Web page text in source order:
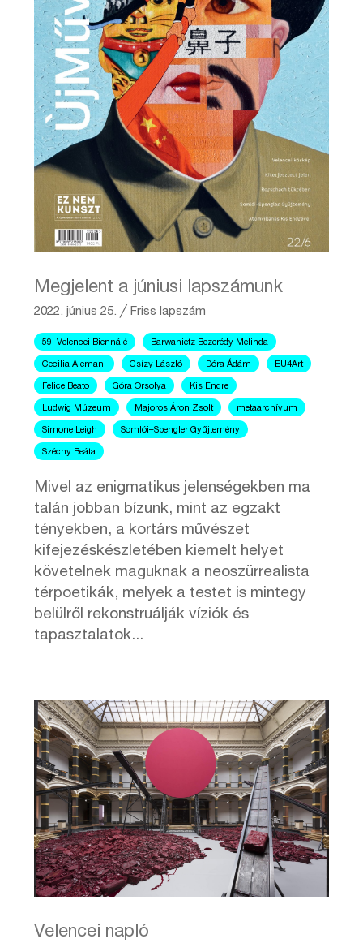
Megjelent a júniusi lapszámunk
2022. június 25. ╱ Friss lapszám
59. Velencei Biennálé Barwanietz Bezerédy Melinda
Cecilia Alemani Csízy László Dóra Ádám EU4Art
Felice Beato Góra Orsolya Kis Endre
Ludwig Múzeum Majoros Áron Zsolt metaarchívum
Simone Leigh Somlói–Spengler Gyűjtemény
Széchy Beáta
Mivel az enigmatikus jelenségekben ma
talán jobban bízunk, mint az egzakt
tényekben, a kortárs művészet
kifejezéskészletében kiemelt helyet
követelnek maguknak a neoszürrealista
térpoetikák, melyek a testet is mintegy
belülről rekonstruálják víziók és
tapasztalatok...
Velencei napló